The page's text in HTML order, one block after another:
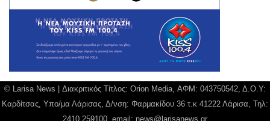
© Larisa News | Διακριτικός Τίτλος: Orion Media, ΑΦΜ: 043750542, Δ.Ο.Υ:
Καρδίτσας, Υπο/μα Λάρισας, Δ/νση: Φαρμακίδου 36 τ.κ 41222 Λάρισα, Τηλ:
2410 259100, email: news@larisanews.gr